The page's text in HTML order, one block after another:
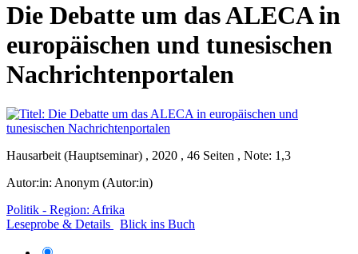
Die Debatte um das ALECA in
europäischen und tunesischen
Nachrichtenportalen
Hausarbeit (Hauptseminar) , 2020 , 46 Seiten , Note: 1,3
Autor:in: Anonym (Autor:in)
Politik - Region: Afrika
Leseprobe & Details
Blick ins Buch